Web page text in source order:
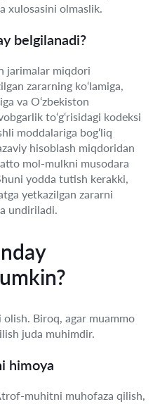
xulosasini olmaslik.
belgilanadi?
jarimalar miqdori
zararning ko‘lamiga,
va O‘zbekiston
to‘g‘risidagi kodeksi
moddalariga bog‘liq
hisoblash miqdoridan
mol-mulkni musodara
yodda tutish kerakki,
yetkazilgan zararni
undiriladi.
Biroq, agar muammo
juda muhimdir.
himoya
muhitni muhofaza qilish,